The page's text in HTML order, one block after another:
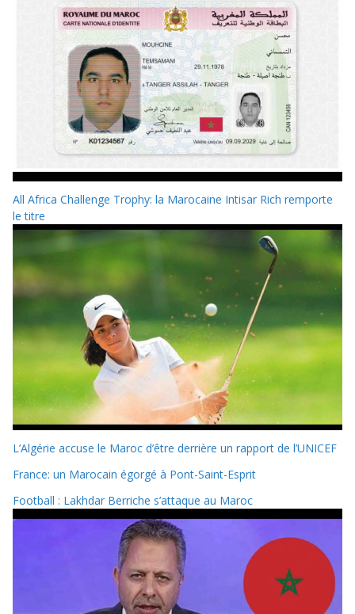
All Africa Challenge Trophy: la Marocaine Intisar Rich remporte
le titre
L’Algérie accuse le Maroc d’être derrière un rapport de l’UNICEF
France: un Marocain égorgé à Pont-Saint-Esprit
Football : Lakhdar Berriche s’attaque au Maroc